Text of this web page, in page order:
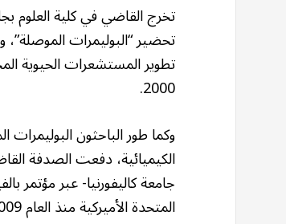
تخرج القاضي في كلية العلوم
تحضير “البوليمرات
تطوير المستشعرات الحيوية
2000.
وكما طور الباحثون
الكيميائية، دفعت الصدفة
جامعة كاليفورنيا- عبر مؤتمر
المتحدة الأميركية منذ العام 2009 لإجراء أبحاث الدكتوراه في معمل البروفيسور كينر.